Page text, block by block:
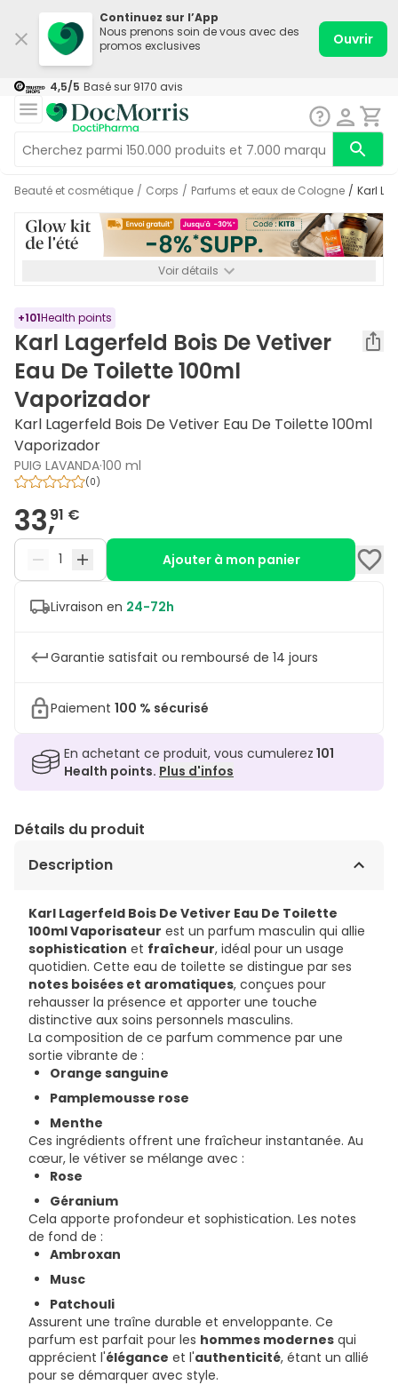
Continuez sur l’App
Nous prenons soin de vous avec des
promos exclusives
Ouvrir
4,5/5 Basé sur 9170 avis
Beauté et cosmétique / Corps / Parfums et eaux de Cologne / Karl
Voir détails
+101Health points
Karl Lagerfeld Bois De Vetiver
Eau De Toilette 100ml
Vaporizador
Karl Lagerfeld Bois De Vetiver Eau De Toilette 100ml
Vaporizador
PUIG LAVANDA·100 ml
(0)
33,91 €
Ajouter à mon panier
Livraison en 24-72h
Garantie satisfait ou remboursé de 14 jours
Paiement 100 % sécurisé
En achetant ce produit, vous cumulerez 101
Health points. Plus d'infos
Détails du produit
Description
Karl Lagerfeld Bois De Vetiver Eau De Toilette
100ml Vaporisateur est un parfum masculin qui allie
sophistication et fraîcheur, idéal pour un usage
quotidien. Cette eau de toilette se distingue par ses
notes boisées et aromatiques, conçues pour
rehausser la présence et apporter une touche
distinctive aux soins personnels masculins.
La composition de ce parfum commence par une
sortie vibrante de :
Orange sanguine
Pamplemousse rose
Menthe
Ces ingrédients offrent une fraîcheur instantanée. Au
cœur, le vétiver se mélange avec :
Rose
Géranium
Cela apporte profondeur et sophistication. Les notes
de fond de :
Ambroxan
Musc
Patchouli
Assurent une traîne durable et enveloppante. Ce
parfum est parfait pour les hommes modernes qui
apprécient l'élégance et l'authenticité, étant un allié
pour se démarquer avec style.